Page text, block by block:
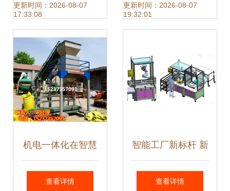
化 探索区域协调发
展新路径——机电
一体化技术及产品
的开发
更新时间：2026-08-07
17:33:08
压机与燃机一体化
更新时间：2026-08-07
19:32:01
机电一体化在智慧
农业散料装备中的
查看详情
智能工厂新标杆 新
松协作机器人智能
查看详情